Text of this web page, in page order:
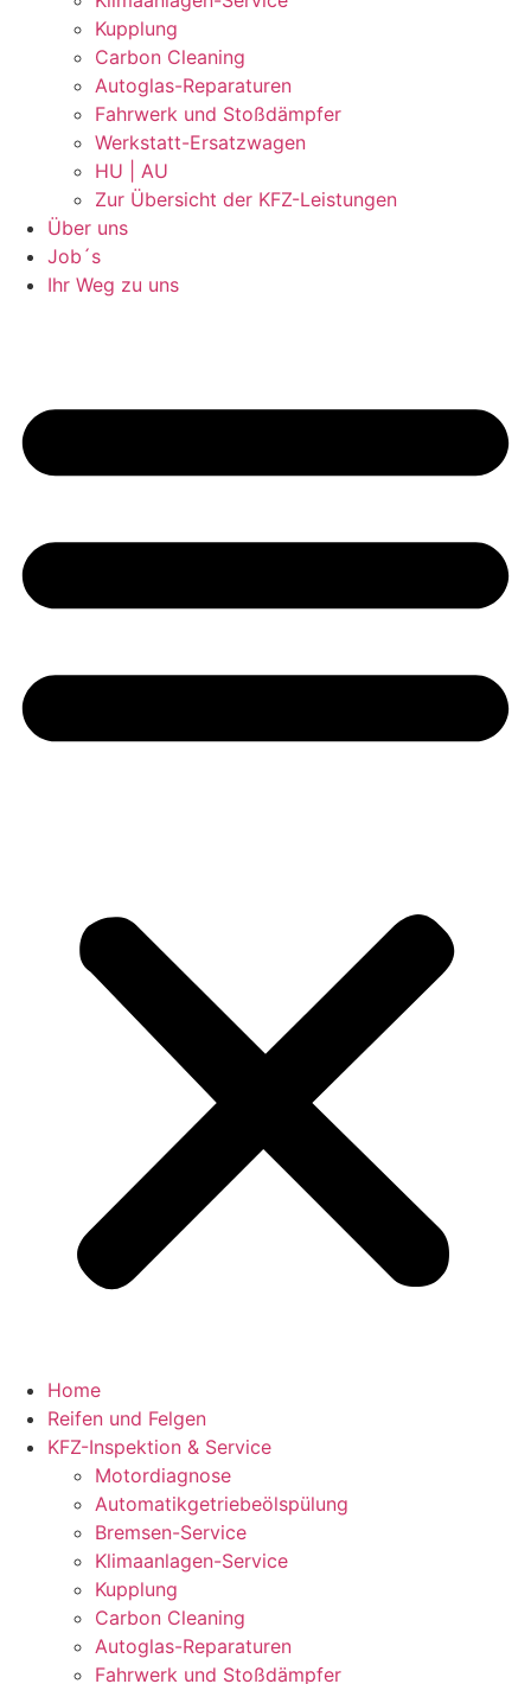
Kupplung
Carbon Cleaning
Autoglas-Reparaturen
Fahrwerk und Stoßdämpfer
Werkstatt-Ersatzwagen
HU | AU
Zur Übersicht der KFZ-Leistungen
Über uns
Job´s
Ihr Weg zu uns
Home
Reifen und Felgen
KFZ-Inspektion & Service
Motordiagnose
Automatikgetriebeölspülung
Bremsen-Service
Klimaanlagen-Service
Kupplung
Carbon Cleaning
Autoglas-Reparaturen
Fahrwerk und Stoßdämpfer